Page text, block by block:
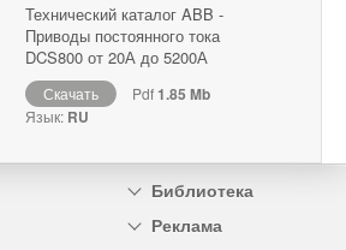
Технический каталог ABB -
Приводы постоянного тока
DCS800 от 20А до 5200А
Скачать Pdf1.85 Mb
Язык: RU
Библиотека
Реклама